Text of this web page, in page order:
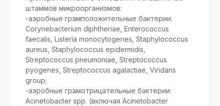
штаммов микроорганизмов:
-аэробные грамположительные бактерии:
Corynebacterium diphtheriae, Enterococcus
faecalis, Listeria monocytogenes, Staphylococcus
aureus, Staphylococcus epidermidis,
Streptococcus pneumoniae, Streptococcus
pyogenes, Streptococcus agalactiae, Viridans
group;
-аэробные грамотрицательные бактерии:
Acinetobacter spp. (включая Acinetobacter